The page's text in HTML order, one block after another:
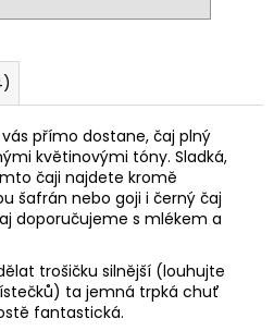
přímo dostane, čaj plný
květinovými tóny. Sladká,
čaji najdete kromě
šafrán nebo goji i černý čaj
doporučujeme s mlékem a
trošičku silnější (louhujte
ta jemná trpká chuť
fantastická.